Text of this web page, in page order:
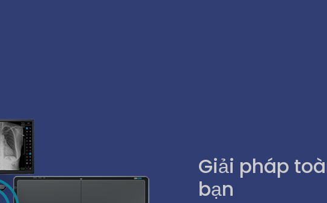
Giải pháp
bạn